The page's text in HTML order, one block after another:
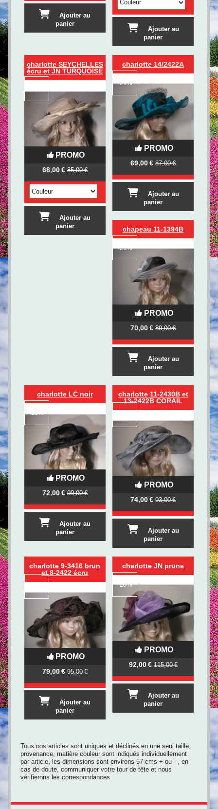
Ajouter au
panier
Ajouter au
panier
charlotte SEYCHELLES
écru et JN TURQUOISE
PROMO
68,00€ 85,00€
Ajouter au
panier
charlotte 14/2422A
PROMO
-21%
69,00€ 87,00€
Ajouter au
panier
chapeau 11-1394B
PROMO
-21%
70,00€ 89,00€
Ajouter au
panier
charlotte LC noir
PROMO
-20%
72,00€ 90,00€
Ajouter au
panier
charlotte 11-2430B et
13-2422B CORAIL
PROMO
74,00€ 93,00€
Ajouter au
panier
charlotte 9-3416 brun
et 8-2422 écru
PROMO
79,00€ 95,00€
Ajouter au
panier
charlotte JN prune
PROMO
-20%
92,00€ 115,00€
Ajouter au
panier
Tous nos articles sont uniques et déclinés en une seul taille,
provenance, matière couleur sont indiqués individuellement
par article, les dimensions sont environs 57 cms + ou - , en
cas de doute, communiquer votre tour de tête et nous
vérifierons les correspondances